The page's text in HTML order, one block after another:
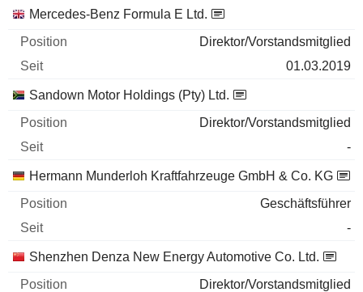
Mercedes-Benz Formula E Ltd.
Direktor/Vorstandsmitglied
01.03.2019
Sandown Motor Holdings (Pty) Ltd.
Direktor/Vorstandsmitglied
-
Hermann Munderloh Kraftfahrzeuge GmbH & Co. KG
Geschäftsführer
-
Shenzhen Denza New Energy Automotive Co. Ltd.
Direktor/Vorstandsmitglied